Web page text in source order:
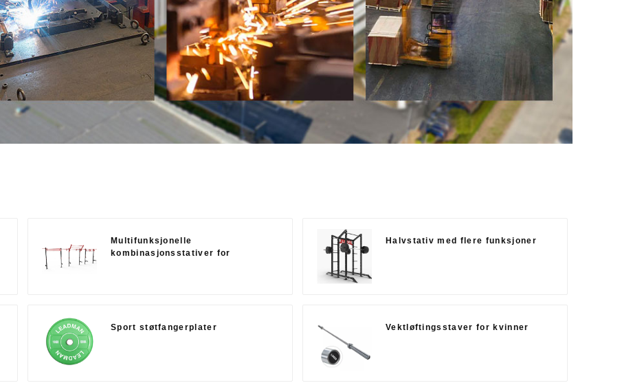
Multifunksjonelle
kombinasjonsstativer for
Halvstativ med flere funksjoner
Sport støtfangerplater Vektløftingsstaver for kvinner